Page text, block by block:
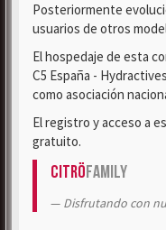
Posteriormente
usuarios de otros
El hospedaje de esta
C5 España -
como asociación
El registro y acceso a
gratuito.
CitröFamily
Disfrutando con